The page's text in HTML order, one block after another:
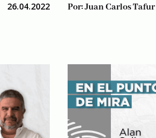
26.04.2022 Por:Juan Carlos Tafur